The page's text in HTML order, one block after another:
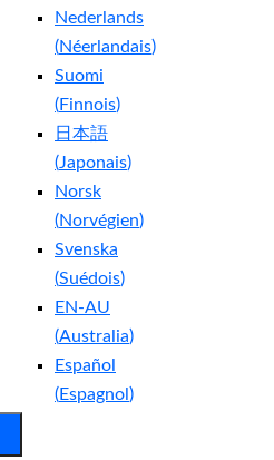
Nederlands
(Néerlandais)
Suomi
(Finnois)
日本語
(Japonais)
Norsk
(Norvégien)
Svenska
(Suédois)
EN-AU
(Australia)
Español
(Espagnol )